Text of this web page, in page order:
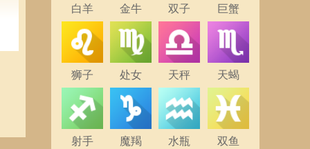
具
的
故
白羊 金牛 双子 巨蟹
狮子 处女 天秤 天蝎
射手 魔羯 水瓶 双鱼